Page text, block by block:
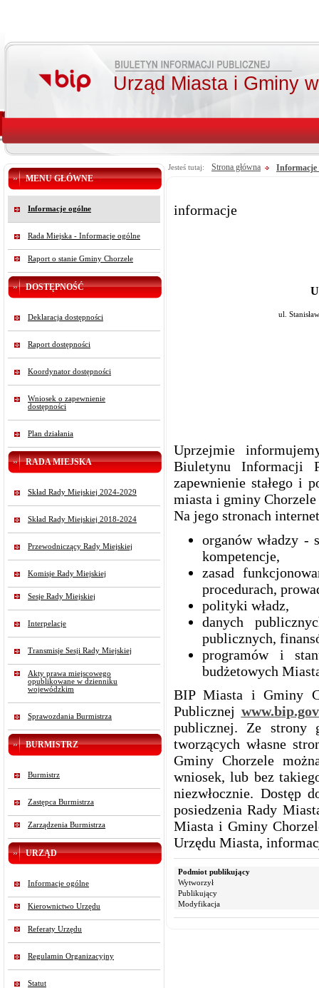
Urząd Miasta i Gminy
MENU GŁÓWNE
Informacje ogólne
Rada Miejska - Informacje ogólne
Raport o stanie Gminy Chorzele
DOSTĘPNOŚĆ
Deklaracja dostępności
Raport dostępności
Koordynator dostępności
Wniosek o zapewnienie
dostępności
Plan działania
RADA MIEJSKA
Skład Rady Miejskiej 2024-2029
Skład Rady Miejskiej 2018-2024
Przewodniczący Rady Miejskiej
Komisje Rady Miejskiej
Sesje Rady Miejskiej
Interpelacje
Transmisje Sesji Rady Miejskiej
Akty prawa miejscowego
opublikowane w dzienniku
wojewódzkim
Sprawozdania Burmistrza
BURMISTRZ
Burmistrz
Zastępca Burmistrza
Zarządzenia Burmistrza
URZĄD
Informacje ogólne
Kierownictwo Urzędu
Referaty Urzędu
Regulamin Organizacyjny
Statut
Jesteś tutaj: Strona główna Informacje
informacje
ul.
Uprzejmie
Biuletynu Informacji
zapewnienie stałego i
miasta i gminy Chorzele
Na jego stronach
organów władzy -
kompetencje,
zasad
procedurach,
polityki władz,
danych
publicznych,
programów i
budżetowych
BIP Miasta i Gminy
Publicznej
publicznej. Ze strony
tworzących własne
Gminy Chorzele
wniosek, lub bez
niezwłocznie. Dostęp
posiedzenia Rady
Miasta i Gminy
Urzędu Miasta,
Podmiot publikujący
Wytworzył
Publikujący
Modyfikacja